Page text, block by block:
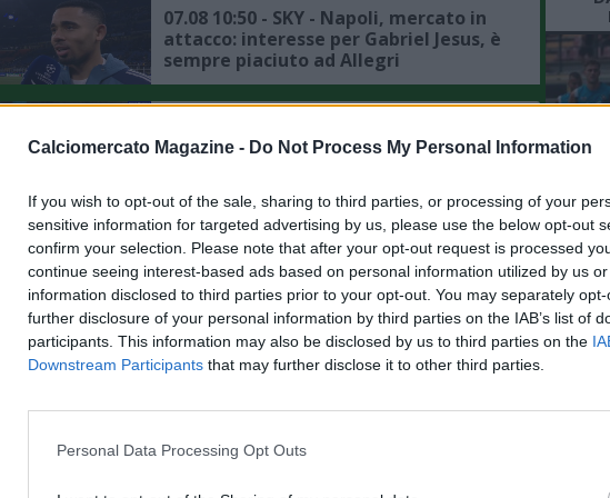
Calciomercato Magazine - Do Not Process My Personal Information
If you wish to opt-out of the sale, sharing to third parties, or processing of your
sensitive information for targeted advertising by us, please use the below opt-out
confirm your selection. Please note that after your opt-out request is processed
continue seeing interest-based ads based on personal information utilized by us
information disclosed to third parties prior to your opt-out. You may separately
further disclosure of your personal information by third parties on the IAB’s list of
participants. This information may also be disclosed by us to third parties on the
Downstream Participants that may further disclose it to other third parties.
Personal Data Processing Opt Outs
07.08 10:50 - SKY - Napoli, mercato in
attacco: interesse per Gabriel Jesus, è
sempre piaciuto ad Allegri
mercato in entrata: Zeballos e
Favasuli nel mirino di altri club
07.08 09:49 - CDS - Napoli, per
sbloccare il mercato in entrata serve
la partenza di Lukaku, la situazione
07.08 09:42 - CDS - Napoli, mercato in
uscita: l'incasso del Chelsea sulla
futura rivendita di Lukaku
07.08 09:36 - CDS - Napoli, mercato in
difesa: Badiashile può essere un
del